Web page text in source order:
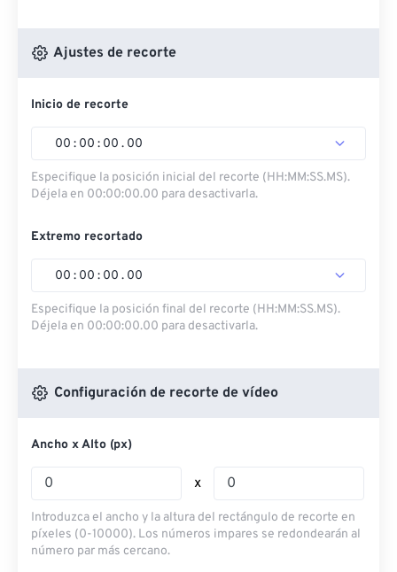
Ajustes de recorte
Inicio de recorte
00 : 00 : 00 . 00
Especifique la posición inicial del recorte (HH:MM:SS.MS).
Déjela en 00:00:00.00 para desactivarla.
Extremo recortado
00 : 00 : 00 . 00
Especifique la posición final del recorte (HH:MM:SS.MS).
Déjela en 00:00:00.00 para desactivarla.
Configuración de recorte de vídeo
Ancho x Alto (px)
x
Introduzca el ancho y la altura del rectángulo de recorte en
píxeles (0-10000). Los números impares se redondearán al
número par más cercano.